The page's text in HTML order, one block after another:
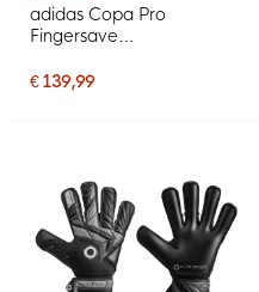
adidas Copa Pro
Fingersave
Wit Blauw Donkerblauw
€ 139,99